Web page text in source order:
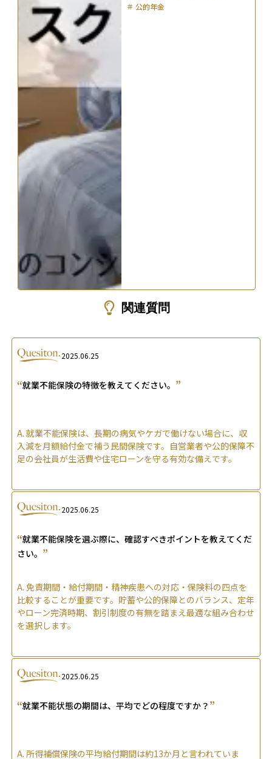
＃ 公的年金
関連質問
2025.06.25
“就業不能保険の特徴を教えてください。 ”
A. 就業不能保険は、長期の病気やケガで働けない場合に、収
入減を月額給付金で補う民間保険です。自営業者や公的保障不
足の会社員が生活費や住宅ローンを守る有効な備えです。
2025.06.25
“就業不能保険を選ぶ際に、確認すべきポイントを教えてくだ
さい。 ”
A. 免責期間・給付期間・精神疾患への対応・保険料の四点を
比較することが重要です。貯蓄や公的保障とのバランス、定年
やローン完済時期、割引制度の有無を踏まえ最適な組み合わせ
を選択します。
2025.06.25
“就業不能状態の期間は、平均でどの程度ですか？ ”
A. 所得補償保険の平均給付期間は約13か月と言われていま